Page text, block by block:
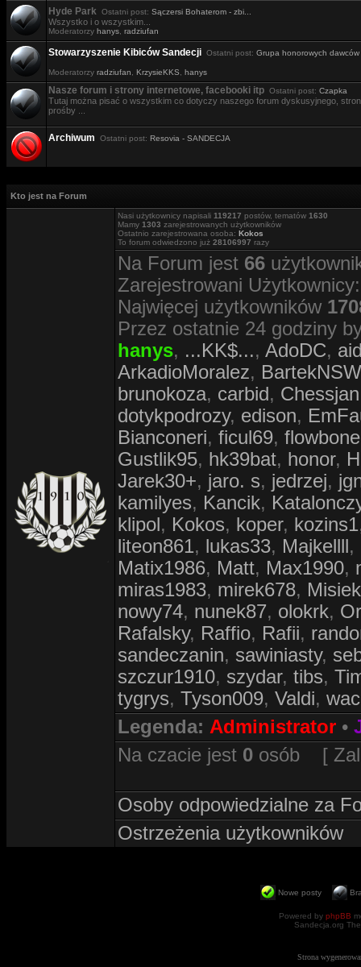
Hyde Park Ostatni post: Sączersi Bohaterom - zbi...
Wszystko i o wszystkim...
Moderatorzy hanys radziufan
Stowarzyszenie Kibiców Sandecji Ostatni post: Grupa honorowych dawców
Moderatorzy radziufan KrzysieKKS hanys
Nasze forum i strony internetowe, facebooki itp Ostatni post: Czapka
Tutaj można pisać o wszystkim co dotyczy naszego forum dyskusyjnego,
prośby ...
Archiwum Ostatni post: Resovia - SANDECJA
Kto jest na Forum
Nasi użytkownicy napisali 119217 postów, tematów 1630
Mamy 1303 zarejestrowanych użytkowników
Ostatnio zarejestrowana osoba: Kokos
To forum odwiedzono już 28106997 razy
Na Forum jest 66
Zarejestrowani
Najwięcej użytkowników
Przez ostatnie 24 godziny
hanys, ...KK$..., AdoDC,
ArkadioMoralez,
brunokoza, carbid, Chessjan
dotykpodrozy, edison,
Bianconeri, ficul69, flowbone
Gustlik95, hk39bat, honor,
Jarek30+, jaro. s, jedrzej,
kamilyes, Kancik,
klipol, Kokos, koper, kozins1
liteon861, lukas33, Majkellll,
Matix1986, Matt, Max1990,
miras1983, mirek678, Misiek
nowy74, nunek87, olokrk,
Rafalsky, Raffio, Rafii,
sandeczanin, sawiniasty,
szczur1910, szydar, tibs,
tygrys, Tyson009, Valdi,
Legenda: Administrator •
Na czacie jest 0 osób [
Osoby odpowiedzialne za
Ostrzeżenia użytkowników
Nowe posty
Powered by phpBB
Sandecja.org
Strona